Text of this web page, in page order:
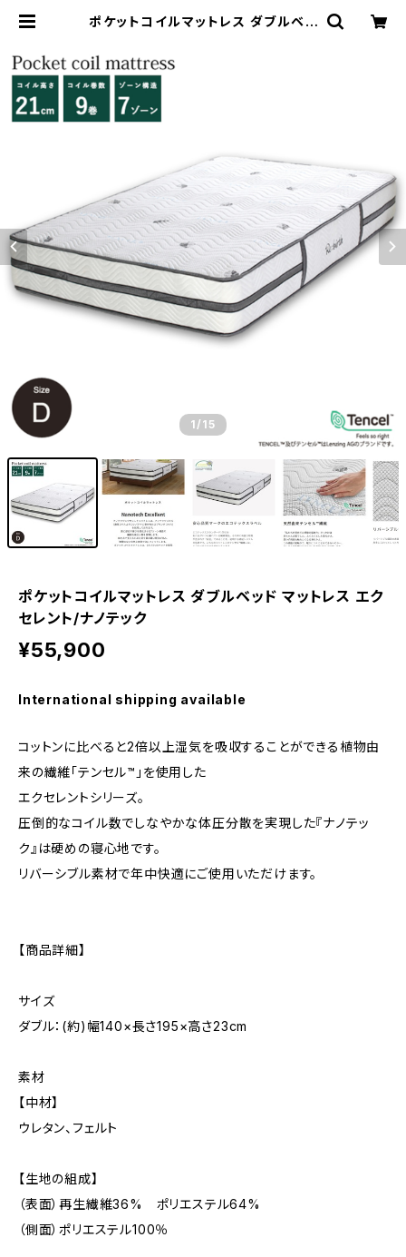
ポケットコイルマットレス ダブルベッ
1 /15
ポケットコイルマットレス ダブルベッド マットレス エク
セレント/ナノテック
¥55,900
International shipping available
コットンに比べると2倍以上湿気を吸収することができる植物由
来の繊維「テンセル™」を使用した
エクセレントシリーズ。
圧倒的なコイル数でしなやかな体圧分散を実現した『ナノテッ
ク』は硬めの寝心地です。
リバーシブル素材で年中快適にご使用いただけます。
【商品詳細】
サイズ
ダブル：(約)幅140×長さ195×高さ23cm
素材
【中材】
ウレタン、フェルト
【生地の組成】
（表面）再生繊維36% ポリエステル64%
（側面）ポリエステル100％